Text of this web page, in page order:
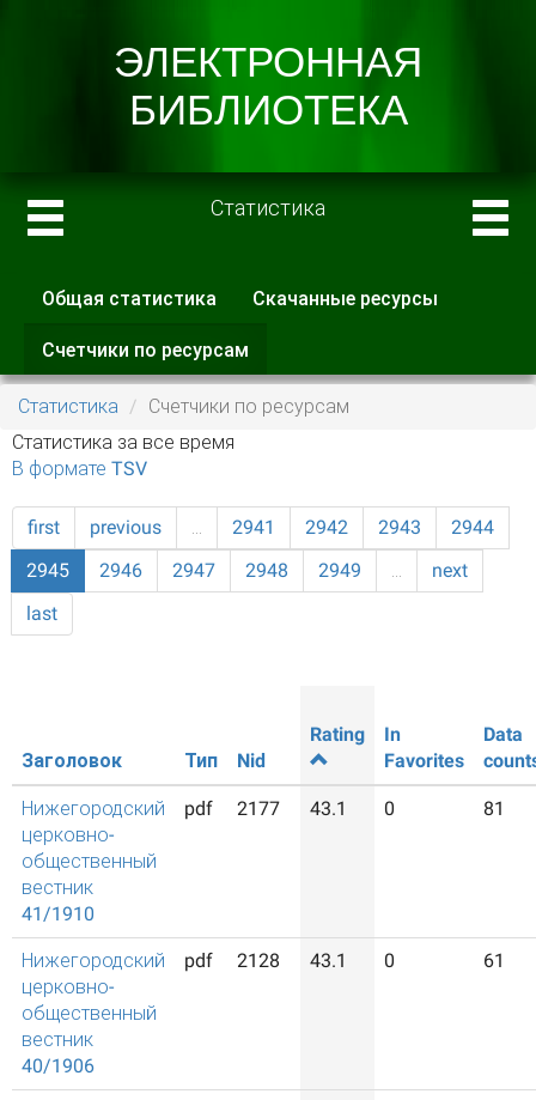
Статистика
Главные вкладки
Общая статистика Скачанные ресурсы
Счетчики по ресурсам
вкладка)
Статистика
Счетчики по ресурсам
Статистика за все время
В формате TSV
first previous … 2941 2942 2943
2944
2945
2946 2947 2948 2949 …
next
last
Заголовок Тип Nid
Rating
In
Favorites
Data
Нижегородский
церковно-
общественный
вестник
41/1910
pdf 2177 43.1 0 81
Нижегородский
церковно-
общественный
вестник
40/1906
pdf 2128 43.1 0 61